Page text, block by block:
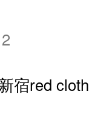
宿red cloth